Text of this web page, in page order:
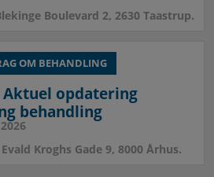
Boulevard 2, 2630 Taastrup.
OM BEHANDLING
Aktuel opdatering
behandling
Kroghs Gade 9, 8000 Århus.